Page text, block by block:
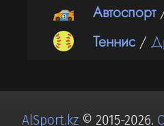
Автоспорт
Теннис /
AlSport.kz © 2015-2026.